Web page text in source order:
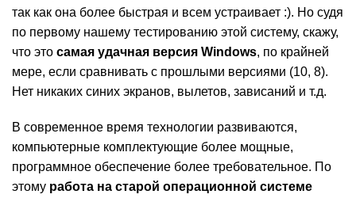
так как она более быстрая и всем устраивает :). Но судя
по первому нашему тестированию этой систему, скажу,
что это самая удачная версия Windows, по крайней
мере, если сравнивать с прошлыми версиями (10, 8).
Нет никаких синих экранов, вылетов, зависаний и т.д.
В современное время технологии развиваются,
компьютерные комплектующие более мощные,
программное обеспечение более требовательное. По
этому работа на старой операционной системе